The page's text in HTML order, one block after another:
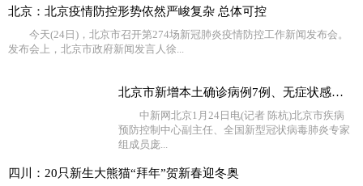
北京：北京疫情防控形势依然严峻复杂 总体可控
今天(24日)，北京市召开第274场新冠肺炎疫情防控工作新闻发布会。
发布会上，北京市政府新闻发言人徐...
北京市新增本土确诊病例7例、无症状感染者2例
中新网北京1月24日电(记者 陈杭)北京市疾病
预防控制中心副主任、全国新型冠状病毒肺炎专家
组成员庞...
四川：20只新生大熊猫“拜年”贺新春迎冬奥